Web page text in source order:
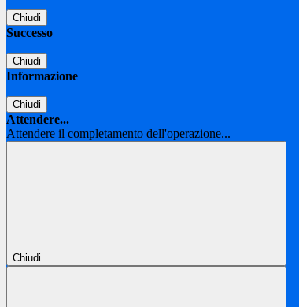
Chiudi
Successo
Chiudi
Informazione
Chiudi
Attendere...
Attendere il completamento dell'operazione...
Chiudi